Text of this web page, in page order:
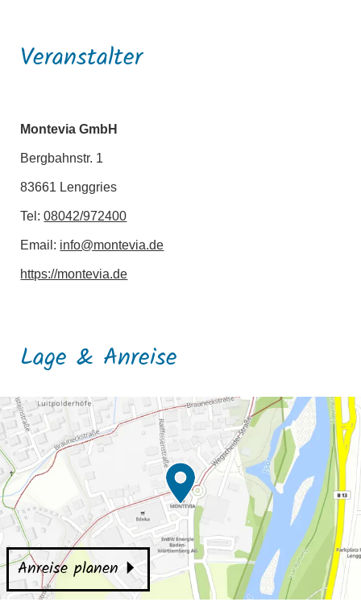
Veranstalter
Montevia GmbH
Bergbahnstr. 1
83661 Lenggries
Tel:08042/972400
Email: info@montevia.de
https://montevia.de
Lage & Anreise
Anreise planen